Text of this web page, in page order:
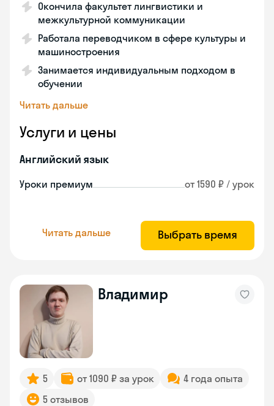
Окончила факультет лингвистики и
межкультурной коммуникации
Работала переводчиком в сфере культуры и
машиностроения
Занимается индивидуальным подходом в
обучении
Читать дальше
Услуги и цены
Английский язык
Уроки премиум от 1590 ₽ / урок
Читать дальше Выбрать время
Владимир
5 от 1090 ₽ за урок
4 года опыта
5 отзывов